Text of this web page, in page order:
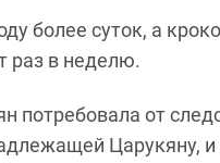
более суток, а
раз в неделю.
от
Царукяну,